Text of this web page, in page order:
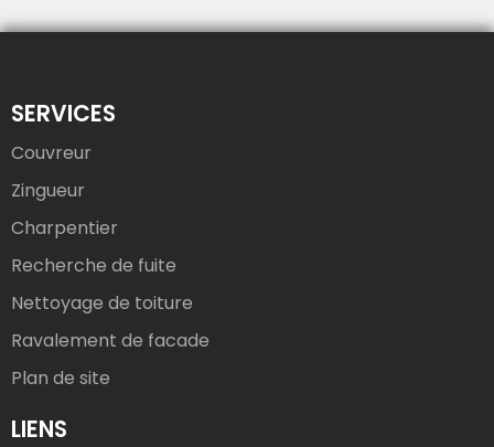
SERVICES
Couvreur
Zingueur
Charpentier
Recherche de fuite
Nettoyage de toiture
Ravalement de facade
Plan de site
LIENS